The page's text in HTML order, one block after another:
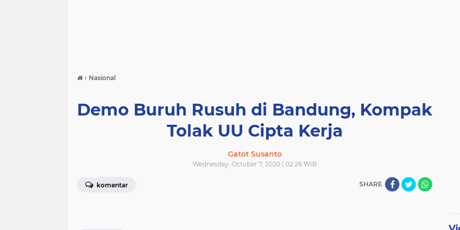
› Nasional
Demo Buruh Rusuh di Bandung, Kompak
Tolak UU Cipta Kerja
Gatot Susanto
Wednesday, October 7, 2020 | 02:26 WIB
komentar SHARE